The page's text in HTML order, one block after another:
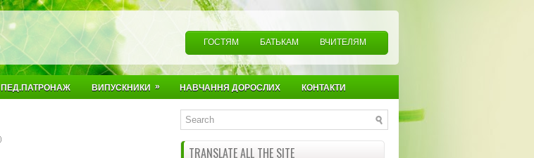
ГОСТЯМ БАТЬКАМ ВЧИТЕЛЯМ
ПЕД.ПАТРОНАЖ ВИПУСКНИКИ » НАВЧАННЯ ДОРОСЛИХ КОНТАКТИ
TRANSLATE ALL THE SITE